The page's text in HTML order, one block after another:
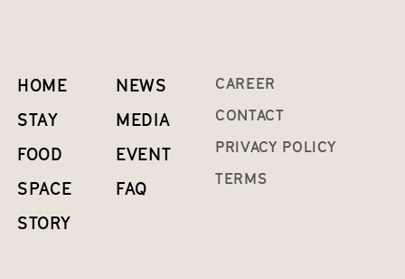
HOME
STAY
FOOD
SPACE
STORY
NEWS
MEDIA
EVENT
FAQ
CAREER
CONTACT
PRIVACY POLICY
TERMS